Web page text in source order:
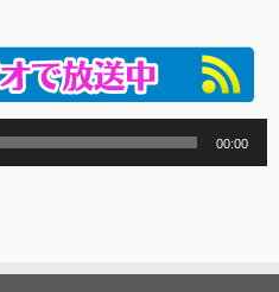
00:00